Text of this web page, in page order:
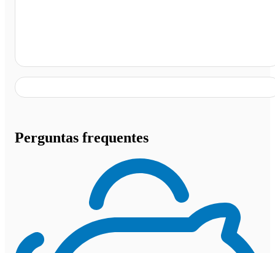
Perguntas frequentes